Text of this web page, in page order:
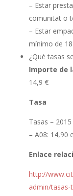
– Estar
comunitat o
– Estar
mínimo de
¿Qué tasas
Importe de
14,9 €
Tasa
Tasas – 2015
– A08: 14,90
Enlace
http://
admin/